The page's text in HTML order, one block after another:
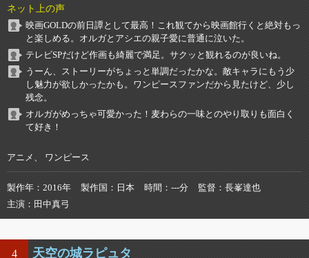
ネット上の声
映画GOLDの前日譚として最高！これ観てから映画館行くと絶対もっ
と楽しめる。オルガとアシエの親子愛に普通に泣いた。
テレビSPだけど作画も綺麗で満足。サクッと観れるのが良いね。
うーん、ストーリーがちょっと単調だったかな。敵キャラにもう少
し魅力が欲しかったかも。ワンピースファンだから見たけど、少し
残念。
オルガがめっちゃ可愛かった！麦わらの一味とのやり取りも面白く
て好き！
アニメ、 ワンピース
製作年 2016年 製作国 日本 時間 ---分 監督
長峯達也
主演
田中真弓
4 天空の城ラピュタ